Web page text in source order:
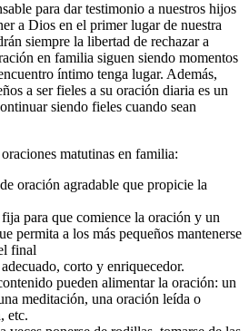
para dar testimonio a nuestros hijos
a Dios en el primer lugar de nuestra
siempre la libertad de rechazar a
en familia siguen siendo momentos
íntimo tenga lugar. Además,
a ser fieles a su oración diaria es un
siendo fieles cuando sean
matutinas en familia:
oración agradable que propicie la
para que comience la oración y un
permita a los más pequeños mantenerse
final
corto y enriquecedor.
pueden alimentar la oración: un
meditación, una oración leída o
etc.